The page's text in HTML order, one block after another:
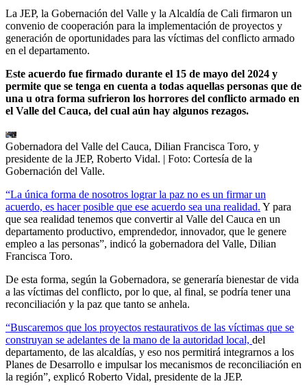
La JEP, la Gobernación del Valle y la Alcaldía de Cali firmaron un
convenio de cooperación para la implementación de proyectos y
generación de oportunidades para las víctimas del conflicto armado
en el departamento.
Este acuerdo fue firmado durante el 15 de mayo del 2024 y
permite que se tenga en cuenta a todas aquellas personas que de
una u otra forma sufrieron los horrores del conflicto armado en
el Valle del Cauca, del cual aún hay algunos rezagos.
Gobernadora del Valle del Cauca, Dilian Francisca Toro, y
presidente de la JEP, Roberto Vidal. | Foto: Cortesía de la
Gobernación del Valle.
“La única forma de nosotros lograr la paz no es un firmar un
acuerdo, es hacer posible que ese acuerdo sea una realidad. Y para
que sea realidad tenemos que convertir al Valle del Cauca en un
departamento productivo, emprendedor, innovador, que le genere
empleo a las personas”, indicó la gobernadora del Valle, Dilian
Francisca Toro.
De esta forma, según la Gobernadora, se generaría bienestar de vida
a las víctimas del conflicto, por lo que, al final, se podría tener una
reconciliación y la paz que tanto se anhela.
“Buscaremos que los proyectos restaurativos de las víctimas que se
construyan se adelantes de la mano de la autoridad local, del
departamento, de las alcaldías, y eso nos permitirá integrarnos a los
Planes de Desarrollo e impulsar los mecanismos de reconciliación en
la región”, explicó Roberto Vidal, presidente de la JEP.